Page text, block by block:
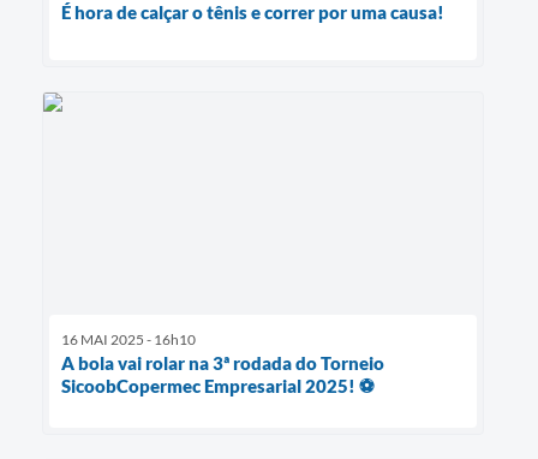
É hora de calçar o tênis e correr por uma causa!
16 MAI 2025 - 16h10
A bola vai rolar na 3ª rodada do Torneio
SicoobCopermec Empresarial 2025! ⚽️